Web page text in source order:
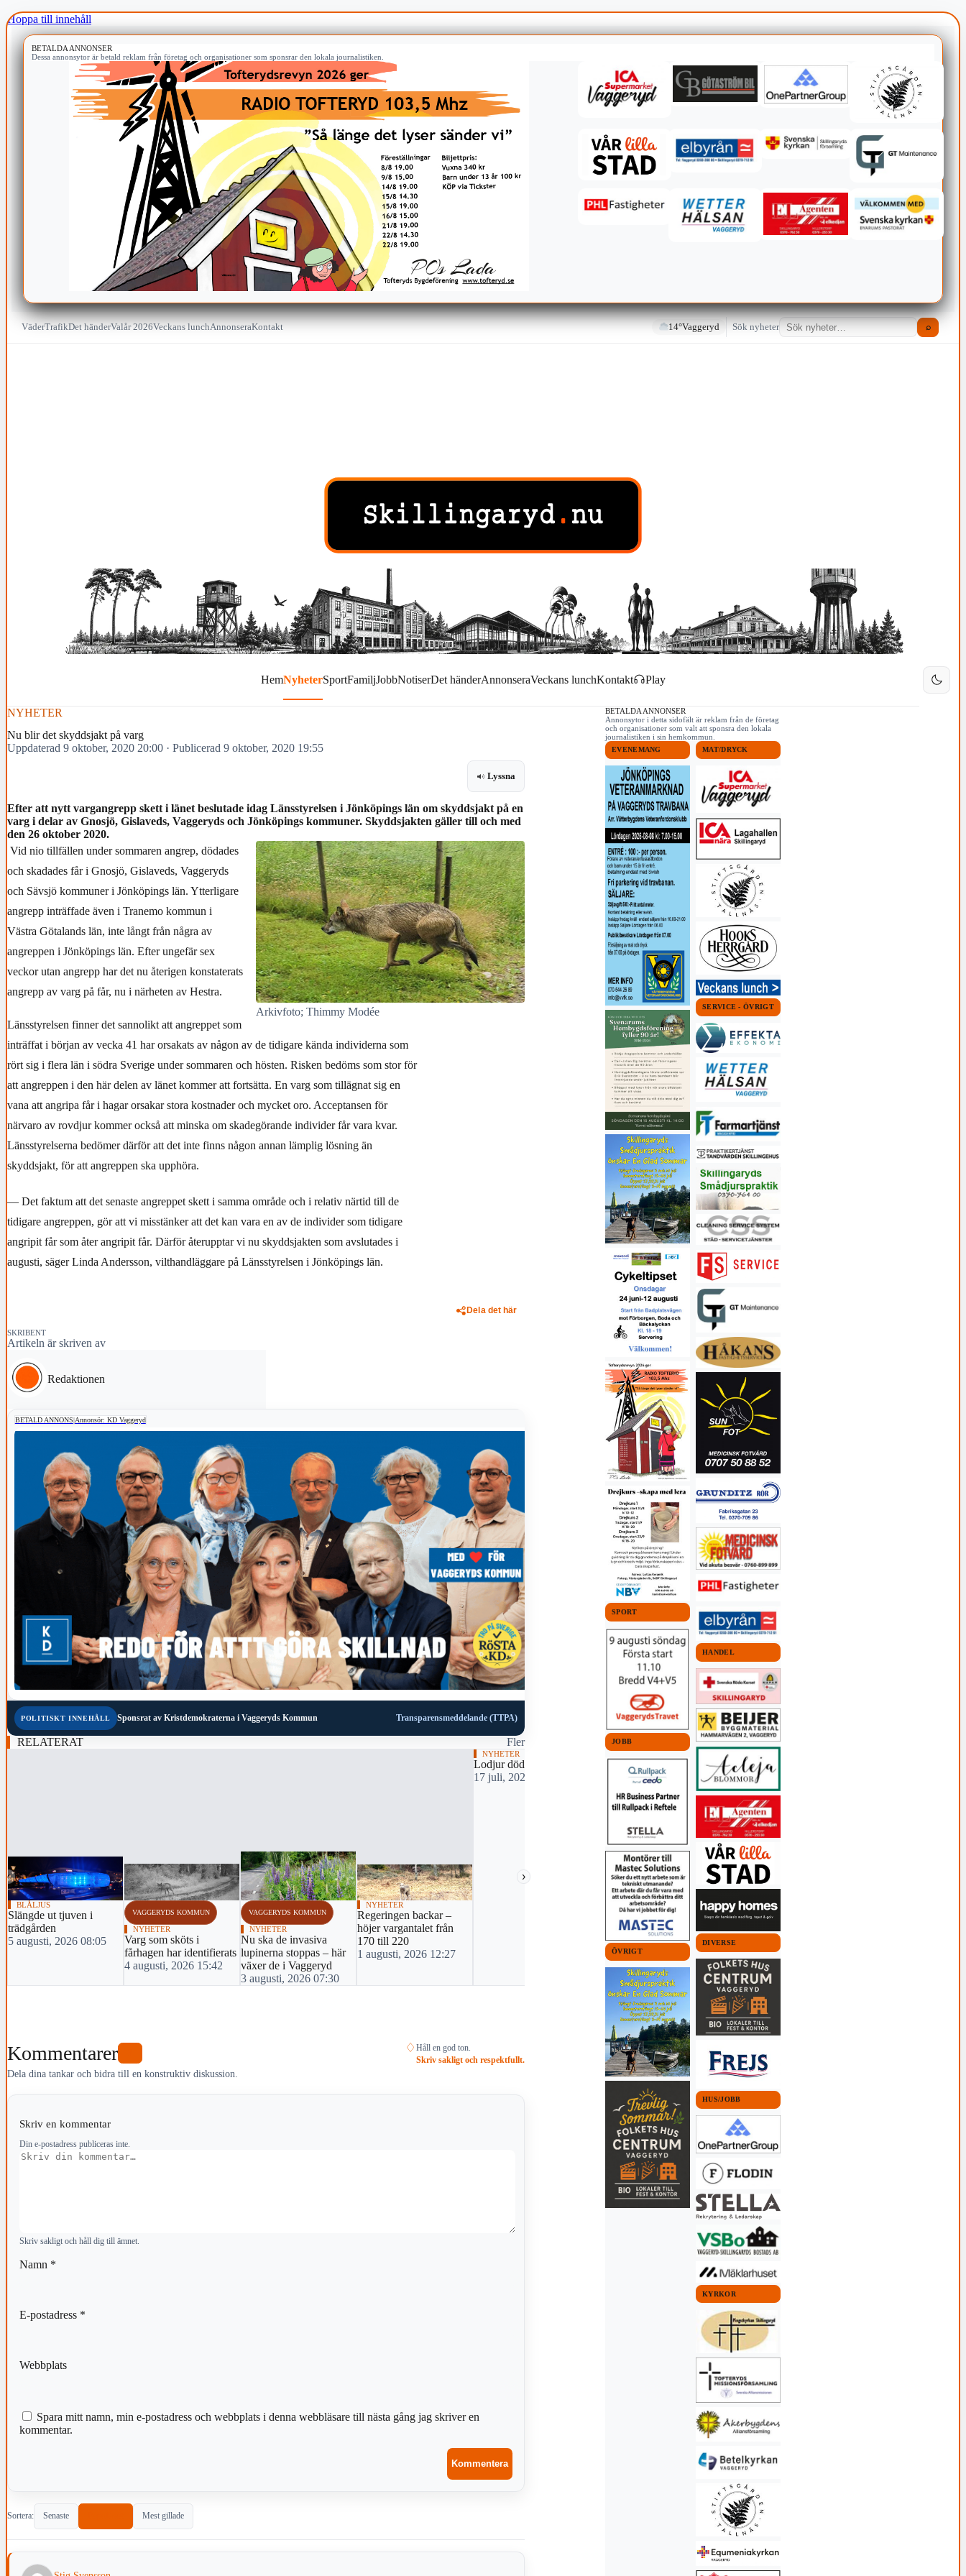
Hoppa till innehåll
BETALDA ANNONSER
Dessa annonsytor är betald reklam från företag och organisationer som sponsrar den lokala journalistiken.
VäderTrafikDet händerValår 2026Veckans lunchAnnonseraKontakt 14°Vaggeryd Sök nyheter ⌕
HemNyheterSportFamiljJobbNotiserDet händerAnnonseraVeckans lunchKontakt Play
NYHETER
Nu blir det skyddsjakt på varg
Uppdaterad 9 oktober, 2020 20:00 · Publicerad 9 oktober, 2020 19:55
Lyssna
Efter att nytt vargangrepp skett i länet beslutade idag Länsstyrelsen i Jönköpings län om skyddsjakt på en
varg i delar av Gnosjö, Gislaveds, Vaggeryds och Jönköpings kommuner. Skyddsjakten gäller till och med
den 26 oktober 2020.
Arkivfoto; Thimmy Modée
Vid nio tillfällen under sommaren angrep, dödades
och skadades får i Gnosjö, Gislaveds, Vaggeryds
och Sävsjö kommuner i Jönköpings län. Ytterligare
angrepp inträffade även i Tranemo kommun i
Västra Götalands län, inte långt från några av
angreppen i Jönköpings län. Efter ungefär sex
veckor utan angrepp har det nu återigen konstaterats
angrepp av varg på får, nu i närheten av Hestra.
Länsstyrelsen finner det sannolikt att angreppet som
inträffat i början av vecka 41 har orsakats av någon av de tidigare kända individerna som
rört sig i flera län i södra Sverige under sommaren och hösten. Risken bedöms som stor för
att angreppen i den här delen av länet kommer att fortsätta. En varg som tillägnat sig en
vana att angripa får i hagar orsakar stora kostnader och mycket oro. Acceptansen för
närvaro av rovdjur kommer också att minska om skadegörande individer får vara kvar.
Länsstyrelserna bedömer därför att det inte finns någon annan lämplig lösning än
skyddsjakt, för att angreppen ska upphöra.
— Det faktum att det senaste angreppet skett i samma område och i relativ närtid till de
tidigare angreppen, gör att vi misstänker att det kan vara en av de individer som tidigare
angripit får som åter angripit får. Därför återupptar vi nu skyddsjakten som avslutades i
augusti, säger Linda Andersson, vilthandläggare på Länsstyrelsen i Jönköpings län.
Dela det här
SKRIBENT
Artikeln är skriven av
Redaktionen
BETALD ANNONS|Annonsör: KD Vaggeryd
POLITISKT INNEHÅLL Sponsrat av Kristdemokraterna i Vaggeryds Kommun Transparensmeddelande (TTPA)
RELATERAT Fler
‹ ›
BLÅLJUS
Slängde ut tjuven i
trädgården
5 augusti, 2026 08:05
VAGGERYDS KOMMUN
NYHETER
Varg som sköts i
fårhagen har identifierats
4 augusti, 2026 15:42
VAGGERYDS KOMMUN
NYHETER
Nu ska de invasiva
lupinerna stoppas – här
växer de i Vaggeryd
3 augusti, 2026 07:30
NYHETER
Regeringen backar –
höjer vargantalet från
170 till 220
1 augusti, 2026 12:27
NYHETER
Lodjur dödade två lamm
17 juli, 2026 10:10
Kommentarer
Dela dina tankar och bidra till en konstruktiv diskussion.
♢ Håll en god ton.
Skriv sakligt och respektfullt.
Skriv en kommentar
Din e-postadress publiceras inte.
Kommentar
Skriv sakligt och håll dig till ämnet.
Namn *
E-postadress *
Webbplats
Spara mitt namn, min e-postadress och webbplats i denna webbläsare till nästa gång jag skriver en
kommentar.
Sortera: Senaste Mest gillade
BETALDA ANNONSER
Annonsytor i detta sidofält är reklam från de företag
och organisationer som valt att sponsra den lokala
journalistiken i sin hemkommun.
EVENEMANG
SPORT
JOBB
ÖVRIGT
MAT/DRYCK
SERVICE - ÖVRIGT
HANDEL
DIVERSE
HUS/JOBB
KYRKOR